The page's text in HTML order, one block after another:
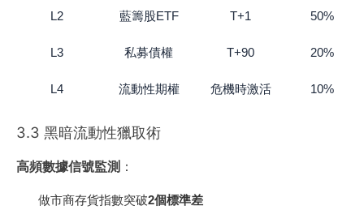
L2 藍籌股ETF T+1 50%
L3 私募債權 T+90 20%
L4 流動性期權 危機時激活 10%
3.3 黑暗流動性獵取術
高頻數據信號監測 ：
做市商存貨指數突破2個標準差